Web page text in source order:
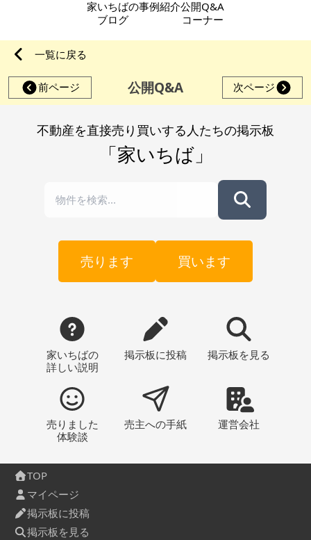
家いちばの
ブログ
事例紹介公開Q&A
コーナー
一覧に戻る
前ページ 公開Q&A 次ページ
不動産を直接売り買いする人たちの掲示板
「家いちば」
売ります 買います
家いちばの
詳しい説明
掲示板に投稿 掲示板 を見る
売りました
体験談
売主への手紙 運営会社
TOP
マイページ
掲示板に投稿
掲示板を見る